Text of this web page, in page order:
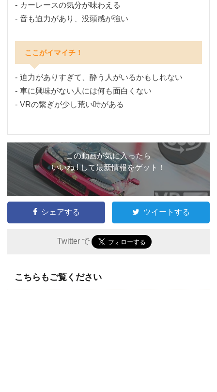
カーレースの気分が味わえる
音も迫力があり、没頭感が強い
ここがイマイチ！
迫力がありすぎて、酔う人がいるかもしれない
車に興味がない人には何も面白くない
VRの繋ぎが少し荒い時がある
この動画が気に入ったら
いいね ! して最新情報をゲット！
シェアする ツイートする
Twitter で
こちらもご覧ください